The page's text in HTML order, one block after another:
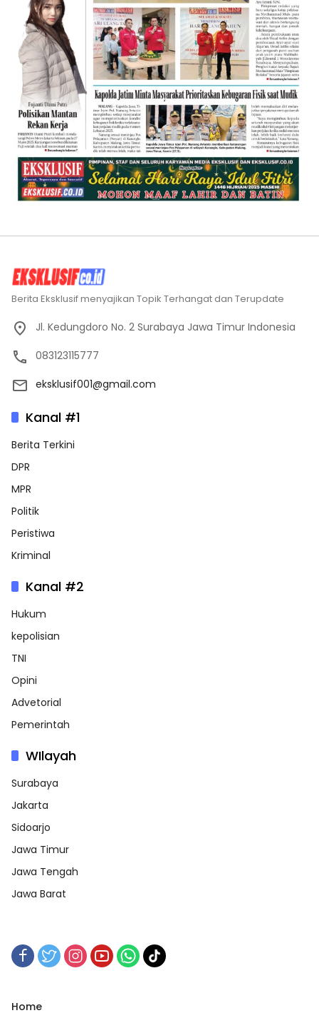
Berita Eksklusif menyajikan Topik Terhangat dan Terupdate
Jl. Kedungdoro No. 2 Surabaya Jawa Timur Indonesia
083123115777
eksklusif001@gmail.com
Kanal #1
Berita Terkini
DPR
MPR
Politik
Peristiwa
Kriminal
Kanal #2
Hukum
kepolisian
TNI
Opini
Advetorial
Pemerintah
WIlayah
Surabaya
Jakarta
Sidoarjo
Jawa Timur
Jawa Tengah
Jawa Barat
Home